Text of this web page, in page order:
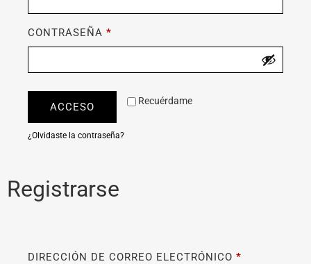
CONTRASEÑA *
Recuérdame
ACCESO
¿Olvidaste la contraseña?
Registrarse
DIRECCIÓN DE CORREO ELECTRÓNICO *